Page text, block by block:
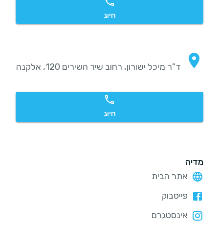
חיוג
ד"ר מיכל ישורון, רחוב שיר השירים 120, אלקנה
חיוג
מדיה
אתר הבית
פייסבוק
אינסטגרם